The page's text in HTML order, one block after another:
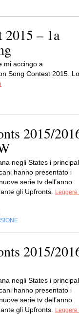
2015 – 1a
mi accingo a
Song Contest 2015. Lo
2015/
negli States i
hanno presentato i
serie tv dell’anno
gli Upfronts.
Leggere
2015/
negli States i
hanno presentato i
serie tv dell’anno
gli Upfronts.
Leggere